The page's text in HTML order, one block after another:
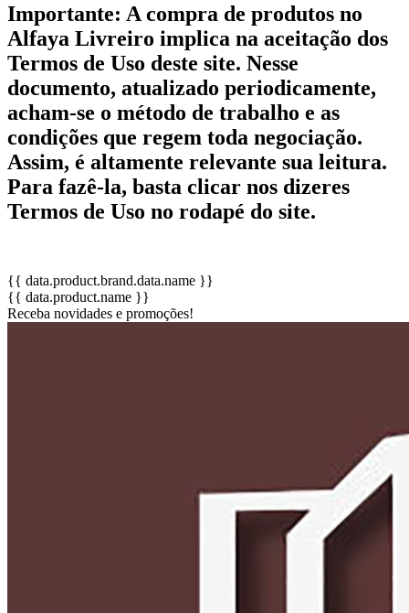
Importante: A compra de produtos no
Alfaya Livreiro implica na aceitação dos
Termos de Uso deste site. Nesse
documento, atualizado periodicamente,
acham-se o método de trabalho e as
condições que regem toda negociação.
Assim, é altamente relevante sua leitura.
Para fazê-la, basta clicar nos dizeres
Termos de Uso no rodapé do site.
{{ data.product.brand.data.name }}
{{ data.product.name }}
Receba novidades e promoções!